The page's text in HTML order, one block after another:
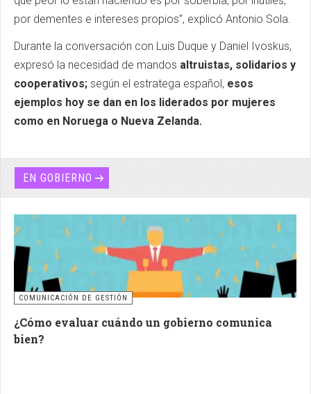
por dementes e intereses propios”, explicó Antonio Sola.
Durante la conversación con Luis Duque y Daniel Ivoskus,
expresó la necesidad de mandos altruistas, solidarios y
cooperativos; según el estratega español, esos
ejemplos hoy se dan en los liderados por mujeres
como en Noruega o Nueva Zelanda.
EN GOBIERNO
COMUNICACIÓN DE GESTIÓN
¿Cómo evaluar cuándo un gobierno comunica
bien?